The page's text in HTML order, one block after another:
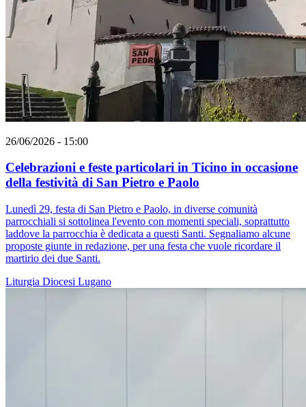
26/06/2026 - 15:00
Celebrazioni e feste particolari in Ticino in occasione
della festività di San Pietro e Paolo
Lunedì 29, festa di San Pietro e Paolo, in diverse comunità
parrocchiali si sottolinea l'evento con momenti speciali, soprattutto
laddove la parrocchia è dedicata a questi Santi. Segnaliamo alcune
proposte giunte in redazione, per una festa che vuole ricordare il
martirio dei due Santi.
Liturgia Diocesi Lugano